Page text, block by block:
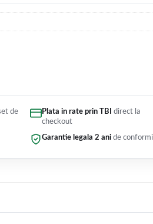
de
Plata in rate prin TBI
direct la
checkout
Garantie legala 2 ani de